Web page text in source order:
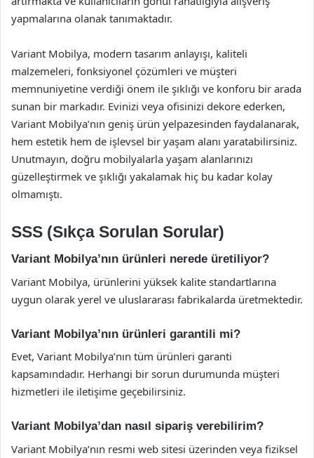
yapmalarına olanak tanımaktadır.
Variant Mobilya, modern tasarım anlayışı, kaliteli
malzemeleri, fonksiyonel çözümleri ve müşteri
memnuniyetine verdiği önem ile şıklığı ve konforu bir arada
sunan bir markadır. Evinizi veya ofisinizi dekore ederken,
Variant Mobilya’nın geniş ürün yelpazesinden faydalanarak,
hem estetik hem de işlevsel bir yaşam alanı yaratabilirsiniz.
Unutmayın, doğru mobilyalarla yaşam alanlarınızı
güzelleştirmek ve şıklığı yakalamak hiç bu kadar kolay
olmamıştı.
SSS (Sıkça Sorulan Sorular)
Variant Mobilya’nın ürünleri nerede üretiliyor?
Variant Mobilya, ürünlerini yüksek kalite standartlarına
uygun olarak yerel ve uluslararası fabrikalarda üretmektedir.
Variant Mobilya’nın ürünleri garantili mi?
Evet, Variant Mobilya’nın tüm ürünleri garanti
kapsamındadır. Herhangi bir sorun durumunda müşteri
hizmetleri ile iletişime geçebilirsiniz.
Variant Mobilya’dan nasıl sipariş verebilirim?
Variant Mobilya’nın resmi web sitesi üzerinden veya fiziksel